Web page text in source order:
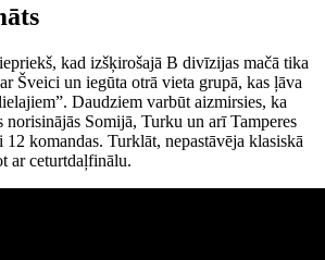
kad izšķirošajā B divīzijas mačā tika
Šveici un iegūta otrā vieta grupā, kas ļāva
Daudziem varbūt aizmirsies, ka
norisinājās Somijā, Turku un arī Tamperes
komandas. Turklāt, nepastāvēja klasiskā
ar ceturtdaļfinālu.